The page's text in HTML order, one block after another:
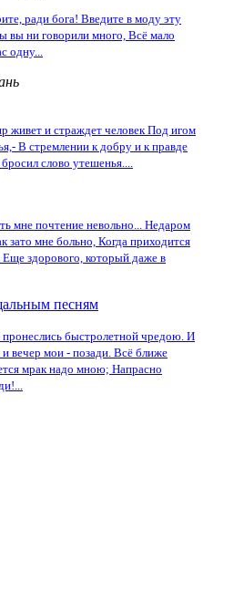
ради бога! Введите в моду эту
вы ни говорили много, Всё мало
одну...
живет и страждет человек Под игом
В стремлении к добру и к правде
слово утешенья....
мне почтение невольно... Недаром
зато мне больно, Когда приходится
Еще здорового, который даже в
песням
быстролетной чредою. И
вечер мои - позади. Всё ближе
мрак надо мною; Напрасно